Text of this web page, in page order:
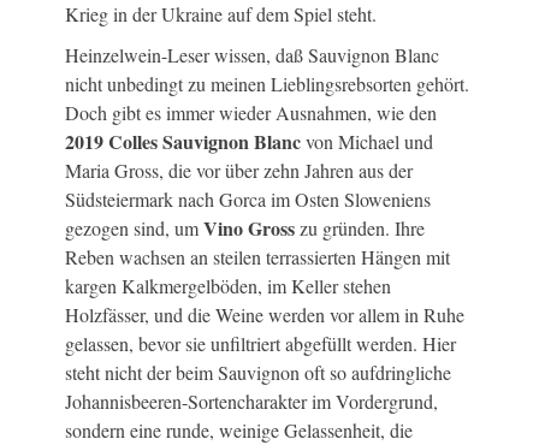
Krieg in der Ukraine auf dem Spiel steht.
Heinzelwein-Leser wissen, daß Sauvignon Blanc
nicht unbedingt zu meinen Lieblingsrebsorten gehört.
Doch gibt es immer wieder Ausnahmen, wie den
2019 Colles Sauvignon Blancvon Michael und
Maria Gross, die vor über zehn Jahren aus der
Südsteiermark nach Gorca im Osten Sloweniens
gezogen sind, umVino Grosszu gründen. Ihre
Reben wachsen an steilen terrassierten Hängen mit
kargen Kalkmergelböden, im Keller stehen
Holzfässer, und die Weine werden vor allem in Ruhe
gelassen, bevor sie unfiltriert abgefüllt werden. Hier
steht nicht der beim Sauvignon oft so aufdringliche
Johannisbeeren-Sortencharakter im Vordergrund,
sondern eine runde, weinige Gelassenheit, die